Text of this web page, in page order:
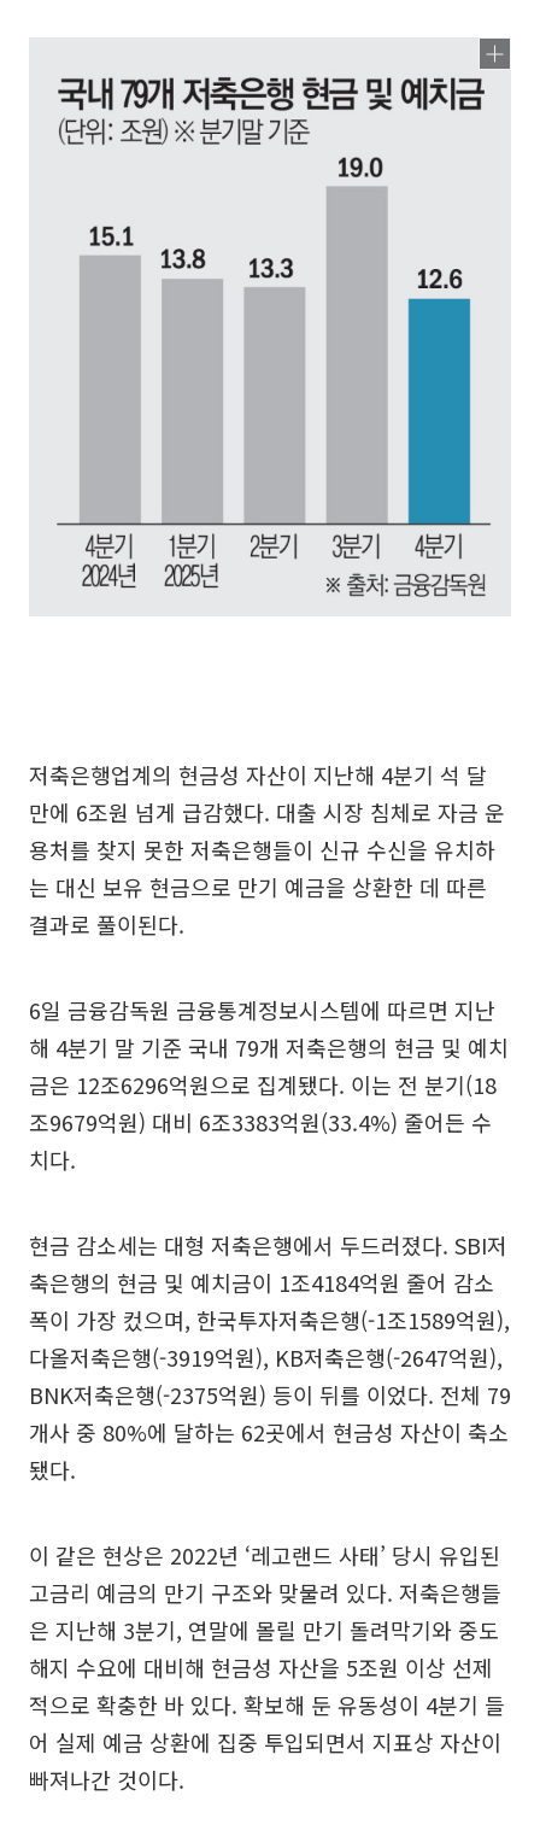
저축은행업계의 현금성 자산이 지난해 4분기 석 달
만에 6조원 넘게 급감했다. 대출 시장 침체로 자금 운
용처를 찾지 못한 저축은행들이 신규 수신을 유치하
는 대신 보유 현금으로 만기 예금을 상환한 데 따른
결과로 풀이된다.
6일 금융감독원 금융통계정보시스템에 따르면 지난
해 4분기 말 기준 국내 79개 저축은행의 현금 및 예치
금은 12조6296억원으로 집계됐다. 이는 전 분기(18
조9679억원) 대비 6조3383억원(33.4%) 줄어든 수
치다.
현금 감소세는 대형 저축은행에서 두드러졌다. SBI저
축은행의 현금 및 예치금이 1조4184억원 줄어 감소
폭이 가장 컸으며, 한국투자저축은행(-1조1589억원),
다올저축은행(-3919억원), KB저축은행(-2647억원),
BNK저축은행(-2375억원) 등이 뒤를 이었다. 전체 79
개사 중 80%에 달하는 62곳에서 현금성 자산이 축소
됐다.
이 같은 현상은 2022년 ‘레고랜드 사태’ 당시 유입된
고금리 예금의 만기 구조와 맞물려 있다. 저축은행들
은 지난해 3분기, 연말에 몰릴 만기 돌려막기와 중도
해지 수요에 대비해 현금성 자산을 5조원 이상 선제
적으로 확충한 바 있다. 확보해 둔 유동성이 4분기 들
어 실제 예금 상환에 집중 투입되면서 지표상 자산이
빠져나간 것이다.